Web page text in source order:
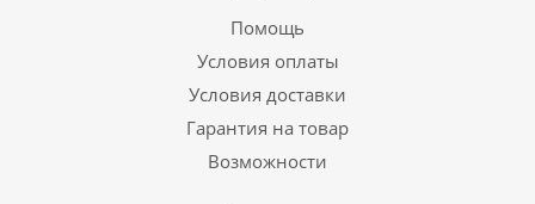
Помощь
Условия оплаты
Условия доставки
Гарантия на товар
Возможности